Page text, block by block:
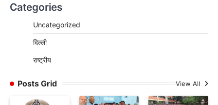
Categories
Uncategorized
दिल्ली
राष्ट्रीय
Posts Grid View All